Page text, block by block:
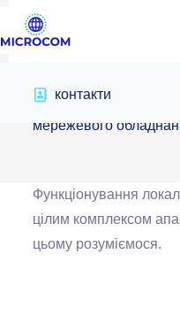
контакти
Home / services
мережевого
Функціонування
цілим комплексом
цьому розуміємося.